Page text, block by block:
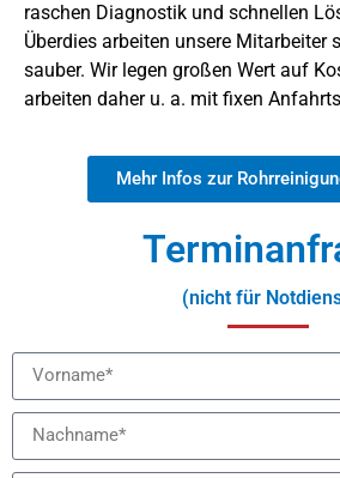
raschen Diagnostik und schnellen
Überdies arbeiten unsere Mitarbeiter
sauber. Wir legen großen Wert auf
arbeiten daher u. a. mit fixen
Mehr Infos zur
(nicht für